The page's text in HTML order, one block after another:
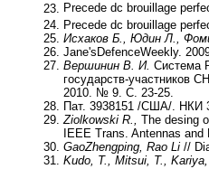
Precede dc brouillage
Precede dc brouillage
Исхаков Б., Юдин Л.,
Jane'sDefenceWeekly.
Вершинин В. И. Система
государств-участ­ников
2010. № 9. С. 23-25.
Пат. 3938151 /США/. НКИ
Ziolkowski R.,
The desing
IEEE Trans. Antennas
GaoZhengping, Rao Li //
Kudo, Т., Mitsui, Т., Kariya,